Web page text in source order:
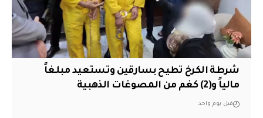
شرطة الكرخ تطيح بسارقين وتستعيد مبلغاً
مالياً و(2) كغم من المصوغات الذهبية
قبل يوم واحد